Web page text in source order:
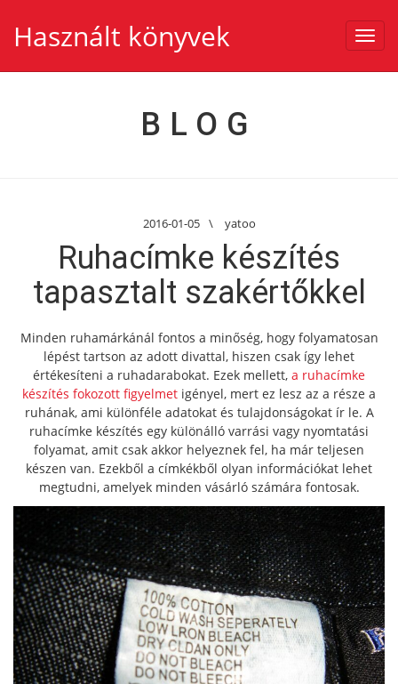
Használt könyvek
BLOG
2016-01-05 \ yatoo
Ruhacímke készítés
tapasztalt szakértőkkel
Minden ruhamárkánál fontos a minőség, hogy folyamatosan
lépést tartson az adott divattal, hiszen csak így lehet
értékesíteni a ruhadarabokat. Ezek mellett, a ruhacímke
készítés fokozott figyelmet igényel, mert ez lesz az a része a
ruhának, ami különféle adatokat és tulajdonságokat ír le. A
ruhacímke készítés egy különálló varrási vagy nyomtatási
folyamat, amit csak akkor helyeznek fel, ha már teljesen
készen van. Ezekből a címkékből olyan információkat lehet
megtudni, amelyek minden vásárló számára fontosak.